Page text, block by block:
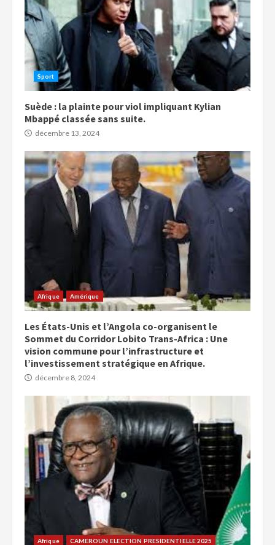
Sport
Suède : la plainte pour viol impliquant Kylian
Mbappé classée sans suite.
décembre 13, 2024
Afrique Amérique
Les États-Unis et l’Angola co-organisent le
Sommet du Corridor Lobito Trans-Africa : Une
vision commune pour l’infrastructure et
l’investissement stratégique en Afrique.
décembre 8, 2024
Afrique CAMEROUN ELECTION PRESIDENTIELLE 2025